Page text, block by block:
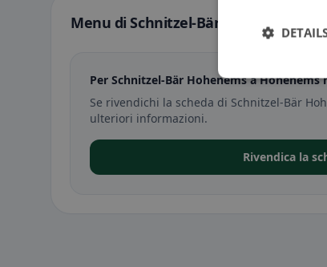
Menu di Schnitzel-Bär Hohenems a
Per Schnitzel-Bär Hohenems a
Se rivendichi la scheda di Schnitzel-Bär
ulteriori informazioni.
Rivendica la